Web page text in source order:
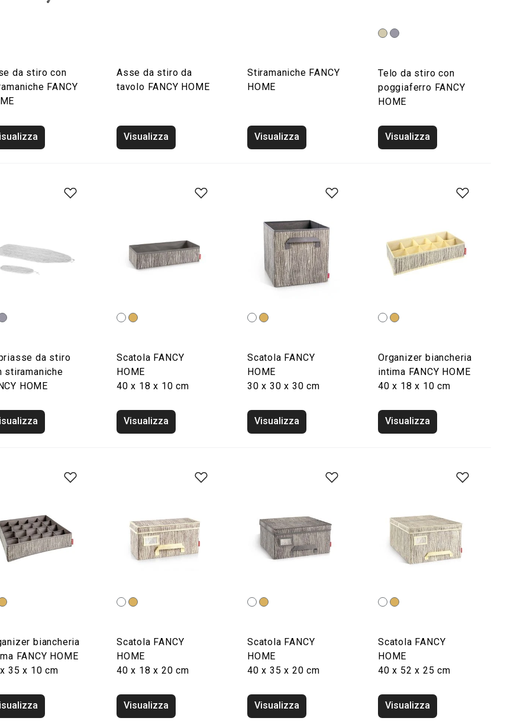
da stiro con
FANCY
Asse da stiro da
tavolo FANCY HOME
Visualizza
Stiramaniche FANCY
HOME
Visualizza
Telo da stiro con
poggiaferro FANCY
HOME
Visualizza
da stiro
stiramaniche
HOME
Scatola FANCY
HOME
40 x 18 x 10 cm
Visualizza
Scatola FANCY
HOME
30 x 30 x 30 cm
Visualizza
Organizer biancheria
intima FANCY HOME
40 x 18 x 10 cm
Visualizza
biancheria
FANCY HOME
35 x 10 cm
Scatola FANCY
HOME
40 x 18 x 20 cm
Visualizza
Scatola FANCY
HOME
40 x 35 x 20 cm
Visualizza
Scatola FANCY
HOME
40 x 52 x 25 cm
Visualizza